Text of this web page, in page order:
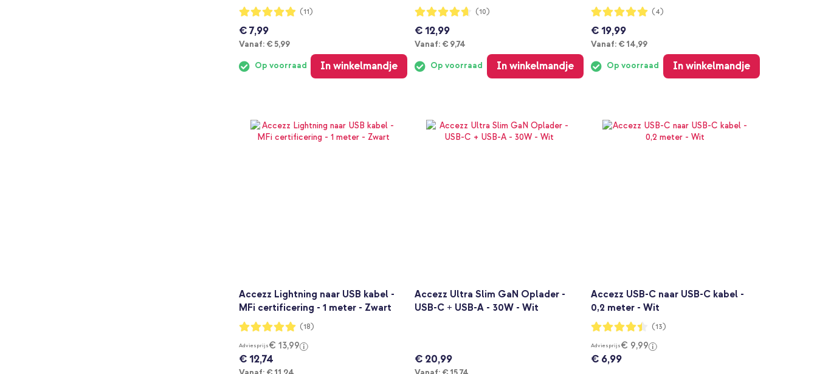
Waardering:
98%
(11)
€ 7,99
Vanaf: Vanaf
€ 5,99
Op voorraad In winkelmandje
Waardering:
92%
(10)
€ 12,99
Vanaf: Vanaf
€ 9,74
Op voorraad In winkelmandje
Waardering:
100%
(4)
€ 19,99
Vanaf: Vanaf
€ 14,99
Op voorraad In winkelmandje
Accezz Lightning naar USB kabel -
MFi certificering - 1 meter - Zwart
Waardering:
99%
(18)
Adviesprijs€ 13,99
€ 12,74
Accezz Ultra Slim GaN Oplader -
USB-C + USB-A - 30W - Wit
€ 20,99
Accezz USB-C naar USB-C kabel -
0,2 meter - Wit
Waardering:
88%
(13)
Adviesprijs€ 9,99
€ 6,99